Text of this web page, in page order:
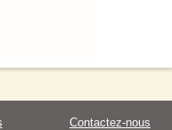
Contactez-nous